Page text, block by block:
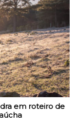
em roteiro de